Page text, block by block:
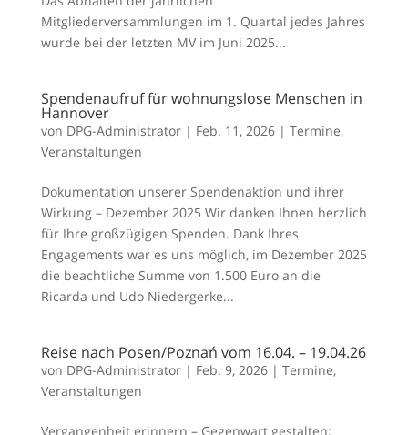
Mitgliederversammlungen im 1. Quartal jedes Jahres
wurde bei der letzten MV im Juni 2025...
Spendenaufruf für wohnungslose Menschen in
Hannover
von DPG-Administrator| Feb. 11, 2026| Termine,
Veranstaltungen
Dokumentation unserer Spendenaktion und ihrer
Wirkung – Dezember 2025 Wir danken Ihnen herzlich
für Ihre großzügigen Spenden. Dank Ihres
Engagements war es uns möglich, im Dezember 2025
die beachtliche Summe von 1.500 Euro an die
Ricarda und Udo Niedergerke...
Reise nach Posen/Poznań vom 16.04. – 19.04.26
von DPG-Administrator| Feb. 9, 2026| Termine,
Veranstaltungen
Vergangenheit erinnern – Gegenwart gestalten: